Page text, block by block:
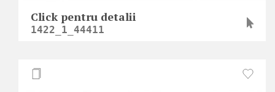
Click pentru detalii
1422_1_44411